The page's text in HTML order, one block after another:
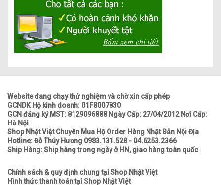
Website đang chạy thử nghiệm và chờ xin cấp phép
GCNDK Hộ kinh doanh: 01F8007830
GCN đăng ký MST: 8129096888 Ngày Cấp: 27/04/2012 Nơi Cấp:
Hà Nội
Shop Nhật Việt Chuyên Mua Hộ Order Hàng Nhật Bản Nội Địa
Hotline: Đỗ Thúy Hương 0983.131.528 - 04.6253.2366
Ship Hàng: Ship hàng trong ngày ở HN, giao hàng toàn quốc
Chính sách & quy định chung tại Shop Nhật Việt
Hình thức thanh toán tại Shop Nhật Việt